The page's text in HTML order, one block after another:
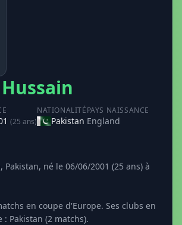
Hussain
(25 ans)
NATIONALITÉ
Pakistan
PAYS NAISSANCE
England
Pakistan, né le 06/06/2001 (25 ans) à
en coupe d'Europe. Ses clubs en
: Pakistan (2 matchs).